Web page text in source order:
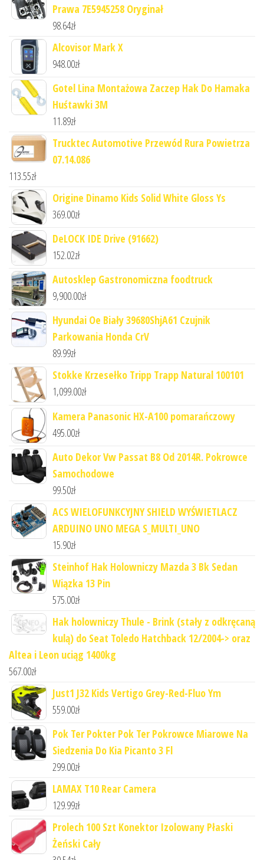
Prawa 7E5945258 Oryginał
98.64zł
Alcovisor Mark X
948.00zł
Gotel Lina Montażowa Zaczep Hak Do Hamaka
Huśtawki 3M
11.89zł
Trucktec Automotive Przewód Rura Powietrza
07.14.086
113.55zł
Origine Dinamo Kids Solid White Gloss Ys
369.00zł
DeLOCK IDE Drive (91662)
152.02zł
Autosklep Gastronomiczna foodtruck
9,900.00zł
Hyundai Oe Biały 39680ShjA61 Czujnik
Parkowania Honda CrV
89.99zł
Stokke Krzesełko Tripp Trapp Natural 100101
1,099.00zł
Kamera Panasonic HX-A100 pomarańczowy
495.00zł
Auto Dekor Vw Passat B8 Od 2014R. Pokrowce
Samochodowe
99.50zł
ACS WIELOFUNKCYJNY SHIELD WYŚWIETLACZ
ARDUINO UNO MEGA S_MULTI_UNO
15.90zł
Steinhof Hak Holowniczy Mazda 3 Bk Sedan
Wiązka 13 Pin
575.00zł
Hak holowniczy Thule - Brink (stały z odkręcaną
kulą) do Seat Toledo Hatchback 12/2004-> oraz
Altea i Leon uciąg 1400kg
567.00zł
Just1 J32 Kids Vertigo Grey-Red-Fluo Ym
559.00zł
Pok Ter Pokter Pok Ter Pokrowce Miarowe Na
Siedzenia Do Kia Picanto 3 Fl
299.00zł
LAMAX T10 Rear Camera
129.99zł
Prolech 100 Szt Konektor Izolowany Płaski
Żeński Cały